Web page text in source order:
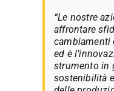
“Le nostre
affrontare
cambiamenti
ed è
strumento in
sostenibilità